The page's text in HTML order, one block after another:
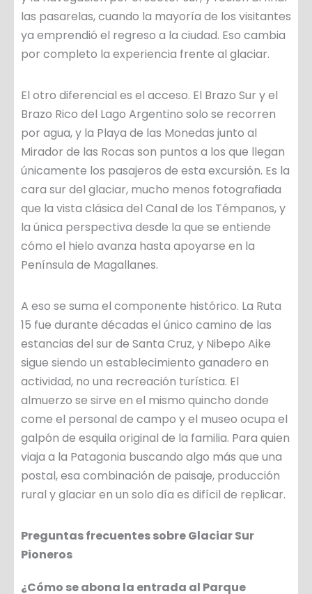
las pasarelas, cuando la mayoría de los visitantes
ya emprendió el regreso a la ciudad. Eso cambia
por completo la experiencia frente al glaciar.
El otro diferencial es el acceso. El Brazo Sur y el
Brazo Rico del Lago Argentino solo se recorren
por agua, y la Playa de las Monedas junto al
Mirador de las Rocas son puntos a los que llegan
únicamente los pasajeros de esta excursión. Es la
cara sur del glaciar, mucho menos fotografiada
que la vista clásica del Canal de los Témpanos, y
la única perspectiva desde la que se entiende
cómo el hielo avanza hasta apoyarse en la
Península de Magallanes.
A eso se suma el componente histórico. La Ruta
15 fue durante décadas el único camino de las
estancias del sur de Santa Cruz, y Nibepo Aike
sigue siendo un establecimiento ganadero en
actividad, no una recreación turística. El
almuerzo se sirve en el mismo quincho donde
come el personal de campo y el museo ocupa el
galpón de esquila original de la familia. Para quien
viaja a la Patagonia buscando algo más que una
postal, esa combinación de paisaje, producción
rural y glaciar en un solo día es difícil de replicar.
Preguntas frecuentes sobre Glaciar Sur
Pioneros
¿Cómo se abona la entrada al Parque